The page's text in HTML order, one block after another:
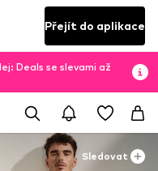
Přejít do aplikace
Deals se slevami až
Sledovat